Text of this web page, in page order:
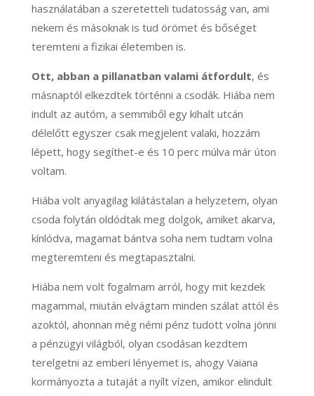
használatában a szeretetteli tudatosság van, ami
nekem és másoknak is tud örömet és bőséget
teremteni a fizikai életemben is.
Ott, abban a pillanatban valami átfordult, és
másnaptól elkezdtek történni a csodák. Hiába nem
indult az autóm, a semmiből egy kihalt utcán
délelőtt egyszer csak megjelent valaki, hozzám
lépett, hogy segíthet-e és 10 perc múlva már úton
voltam.
Hiába volt anyagilag kilátástalan a helyzetem, olyan
csoda folytán oldódtak meg dolgok, amiket akarva,
kínlódva, magamat bántva soha nem tudtam volna
megteremteni és megtapasztalni.
Hiába nem volt fogalmam arról, hogy mit kezdek
magammal, miután elvágtam minden szálat attól és
azoktól, ahonnan még némi pénz tudott volna jönni
a pénzügyi világból, olyan csodásan kezdtem
terelgetni az emberi lényemet is, ahogy Vaiana
kormányozta a tutaját a nyílt vízen, amikor elindult